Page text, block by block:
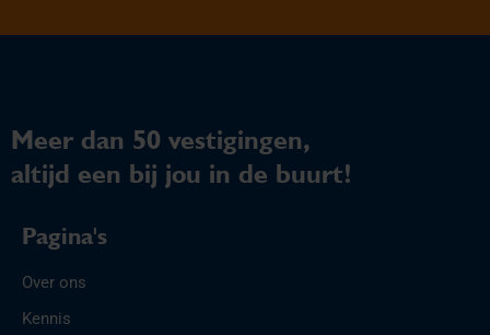
Meer dan 50 vestigingen,
altijd een bij jou in de buurt!
Pagina's
Over ons
Kennis